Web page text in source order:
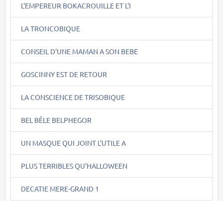
L'EMPEREUR BOKACROUILLE ET L'I
LA TRONCOBIQUE
CONSEIL D'UNE MAMAN A SON BEBE
GOSCINNY EST DE RETOUR
LA CONSCIENCE DE TRISOBIQUE
BEL BÊLE BELPHEGOR
UN MASQUE QUI JOINT L'UTILE A
PLUS TERRIBLES QU'HALLOWEEN
DECATIE MERE-GRAND 1